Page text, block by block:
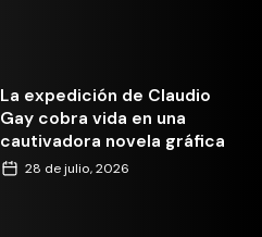
La expedición de Claudio
Gay cobra vida en una
cautivadora novela gráfica
28 de julio, 2026